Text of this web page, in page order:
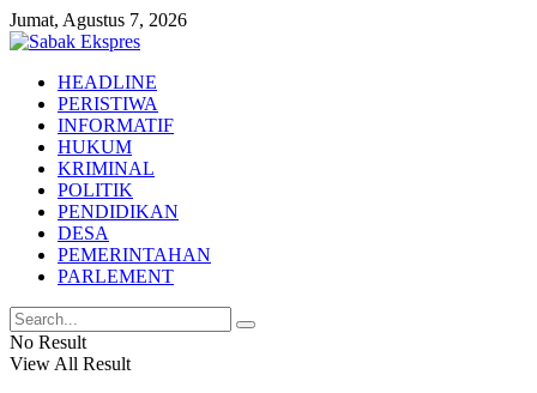
Jumat, Agustus 7, 2026
HEADLINE
PERISTIWA
INFORMATIF
HUKUM
KRIMINAL
POLITIK
PENDIDIKAN
DESA
PEMERINTAHAN
PARLEMENT
No Result
View All Result